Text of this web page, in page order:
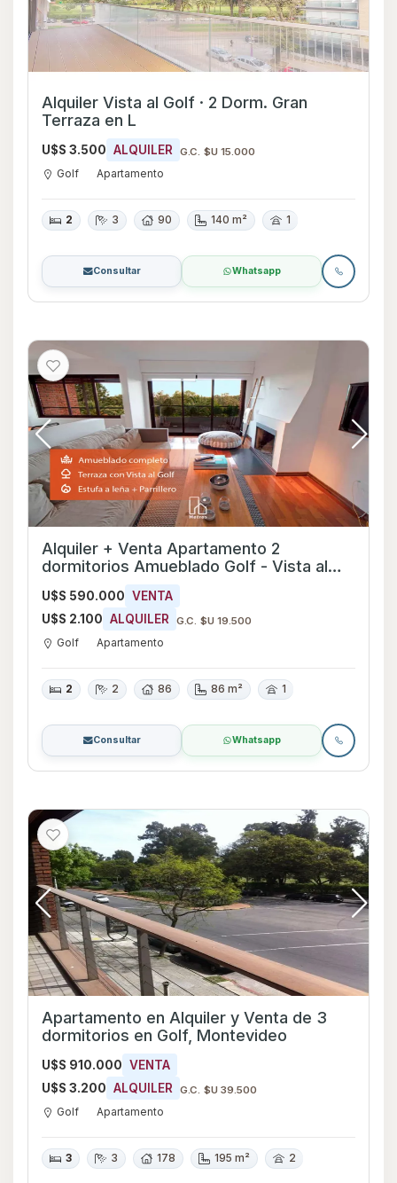
Alquiler Vista al Golf · 2 Dorm. Gran
Terraza en L
U$S 3.500 ALQUILER G.C. $U 15.000
Golf Apartamento
2 3 90 140 m² 1
Consultar Whatsapp
Alquiler + Venta Apartamento 2
dormitorios Amueblado Golf - Vista al
Golf y al mar! + Garaje
U$S 590.000 VENTA
U$S 2.100 ALQUILER G.C. $U 19.500
Golf Apartamento
2 2 86 86 m² 1
Consultar Whatsapp
Apartamento en Alquiler y Venta de 3
dormitorios en Golf, Montevideo
U$S 910.000 VENTA
U$S 3.200 ALQUILER G.C. $U 39.500
Golf Apartamento
3 3 178 195 m² 2